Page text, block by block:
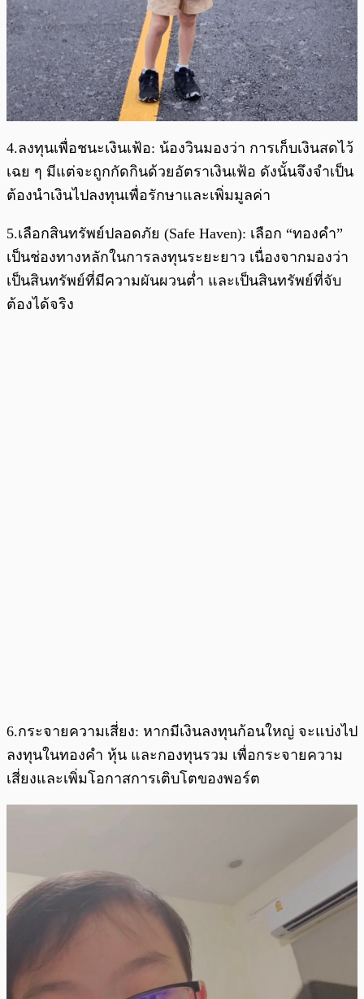
4.ลงทุนเพื่อชนะเงินเฟ้อ: น้องวินมองว่า การเก็บเงินสดไว้
เฉย ๆ มีแต่จะถูกกัดกินด้วยอัตราเงินเฟ้อ ดังนั้นจึงจำเป็น
ต้องนำเงินไปลงทุนเพื่อรักษาและเพิ่มมูลค่า
5.เลือกสินทรัพย์ปลอดภัย (Safe Haven): เลือก “ทองคำ”
เป็นช่องทางหลักในการลงทุนระยะยาว เนื่องจากมองว่า
เป็นสินทรัพย์ที่มีความผันผวนต่ำ และเป็นสินทรัพย์ที่จับ
ต้องได้จริง
6.กระจายความเสี่ยง: หากมีเงินลงทุนก้อนใหญ่ จะแบ่งไป
ลงทุนในทองคำ หุ้น และกองทุนรวม เพื่อกระจายความ
เสี่ยงและเพิ่มโอกาสการเติบโตของพอร์ต